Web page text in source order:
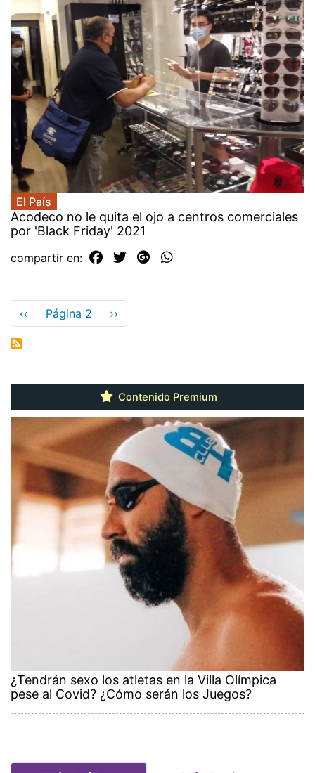
El País
​Acodeco no le quita el ojo a centros comerciales
por 'Black Friday' 2021
compartir en:
Paginación
Página
anterior
‹‹ Página 2
Siguiente
página
››
Contenido Premium
¿Tendrán sexo los atletas en la Villa Olímpica
pese al Covid? ¿Cómo serán los Juegos?